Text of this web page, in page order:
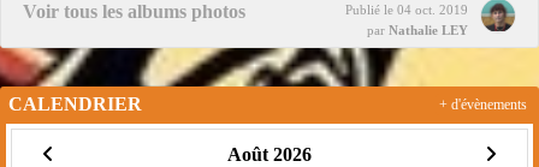
Voir tous les albums photos Publié le 04 oct. 2019
par Nathalie LEY
CALENDRIER
Août 2026
+ d'évènements